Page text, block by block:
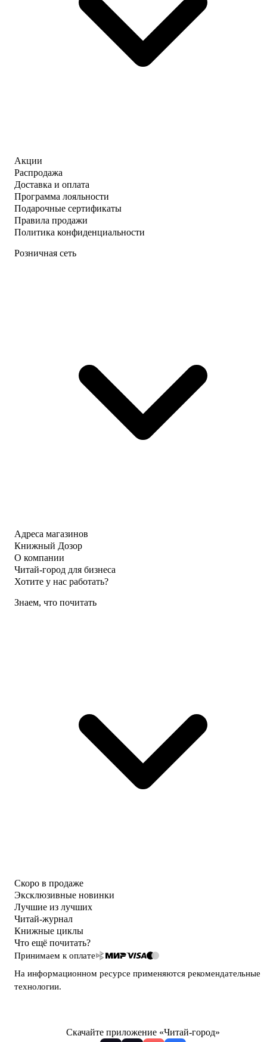
Акции
Распродажа
Доставка и оплата
Программа лояльности
Подарочные сертификаты
Правила продажи
Политика конфиденциальности
Розничная сеть
Адреса магазинов
Книжный Дозор
О компании
Читай-город для бизнеса
Хотите у нас работать?
Знаем, что почитать
Скоро в продаже
Эксклюзивные новинки
Лучшие из лучших
Читай-журнал
Книжные циклы
Что ещё почитать?
Принимаем к оплате
На информационном ресурсе применяются рекомендательные
технологии.
Скачайте приложение «Читай-город»